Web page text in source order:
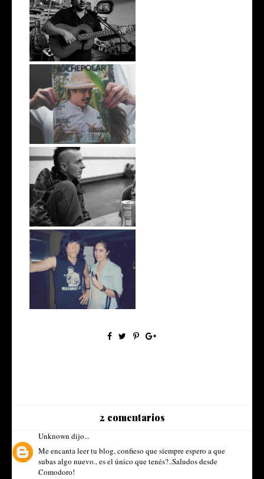
De ensayo: Shaman y los
Pilares de ...
De viaje: Prisma para
NOCHEPOLAR
Convocatoria: Disco
Homenaje a Joe ...
La entrevista a Marky
Ramone*
2 comentarios
Unknown dijo...
Me encanta leer tu blog, confieso que siempre espero a que
subas algo nuevo.. es el único que tenés?..Saludos desde
Comodoro!